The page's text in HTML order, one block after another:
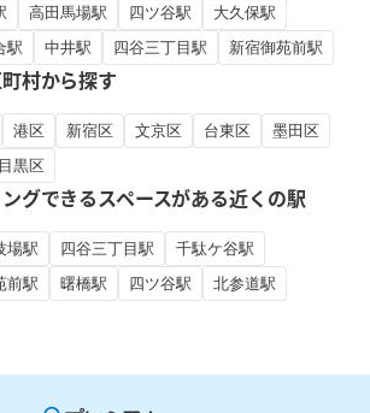
高田馬場駅 四ツ谷駅
大久保駅
駅 中井駅 四谷三丁目駅 新宿御苑前駅
村から探す
港区 新宿区 文京区 台東区
墨田区
目黒区
グできるスペースがある近くの駅
場駅 四谷三丁目駅
千駄ケ谷駅
前駅 曙橋駅 四ツ谷駅
北参道駅